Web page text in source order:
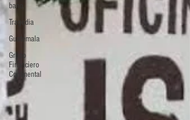
bano
Tragedia
Guatemala
Grupo
Financiero
Continental